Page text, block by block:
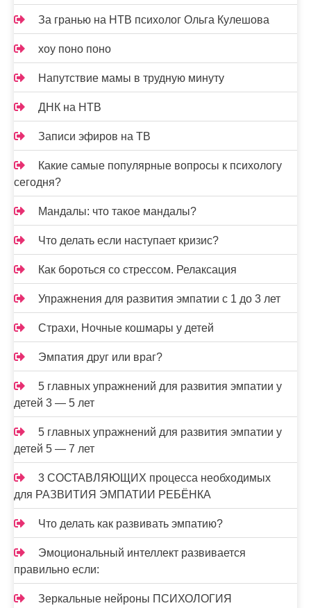
За гранью на НТВ психолог Ольга Кулешова
хоу поно поно
Напутствие мамы в трудную минуту
ДНК на НТВ
Записи эфиров на ТВ
Какие самые популярные вопросы к психологу
сегодня?
Мандалы: что такое мандалы?
Что делать если наступает кризис?
Как бороться со стрессом. Релаксация
Упражнения для развития эмпатии с 1 до 3 лет
Страхи, Ночные кошмары у детей
Эмпатия друг или враг?
5 главных упражнений для развития эмпатии у
детей 3 — 5 лет
5 главных упражнений для развития эмпатии у
детей 5 — 7 лет
3 СОСТАВЛЯЮЩИХ процесса необходимых
для РАЗВИТИЯ ЭМПАТИИ РЕБЁНКА
Что делать как развивать эмпатию?
Эмоциональный интеллект развивается
правильно если:
Зеркальные нейроны ПСИХОЛОГИЯ